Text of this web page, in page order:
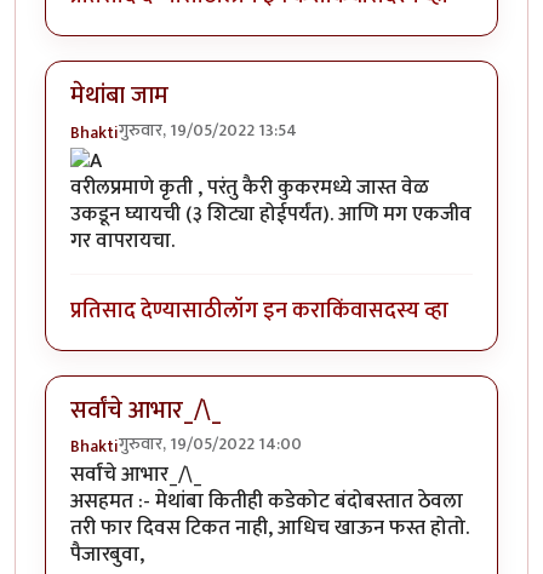
मेथांबा जाम
Bhaktiगुरुवार, 19/05/2022 13:54
वरीलप्रमाणे कृती , परंतु कैरी कुकरमध्ये जास्त वेळ
उकडून घ्यायची (३ शिट्या होईपर्यंत). आणि मग एकजीव
गर वापरायचा.
प्रतिसाद देण्यासाठीलॉग इन कराकिंवासदस्य व्हा
सर्वांचे आभार_/\_
Bhaktiगुरुवार, 19/05/2022 14:00
सर्वांचे आभार_/\_
असहमत :- मेथांबा कितीही कडेकोट बंदोबस्तात ठेवला
तरी फार दिवस टिकत नाही, आधिच खाऊन फस्त होतो.
पैजारबुवा,